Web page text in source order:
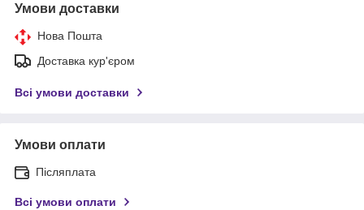
Умови доставки
Нова Пошта
Доставка кур'єром
Всі умови доставки
Умови оплати
Післяплата
Всі умови оплати